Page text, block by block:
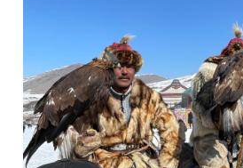
イーグルフェスティバル写真
化とモンゴルの